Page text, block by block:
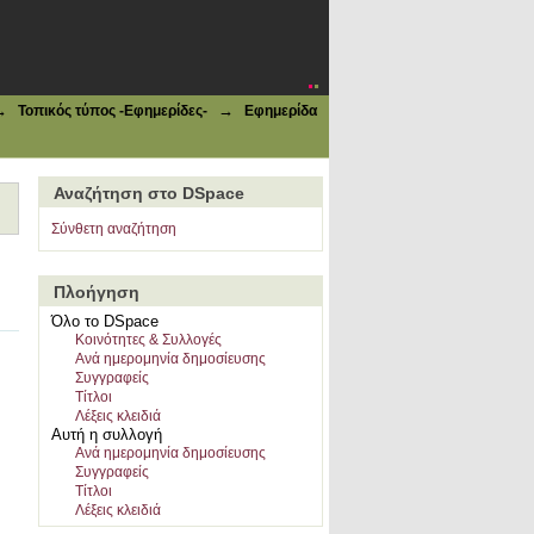
Τοπικός τύπος -Εφημερίδες- →
Εφημερίδα
Αναζήτηση στο DSpace
Σύνθετη αναζήτηση
Πλοήγηση
Όλο το DSpace
Κοινότητες & Συλλογές
Ανά ημερομηνία δημοσίευσης
Συγγραφείς
Τίτλοι
Λέξεις κλειδιά
Αυτή η συλλογή
Ανά ημερομηνία δημοσίευσης
Συγγραφείς
Τίτλοι
Λέξεις κλειδιά